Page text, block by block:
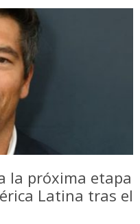
la próxima etapa
Latina tras el